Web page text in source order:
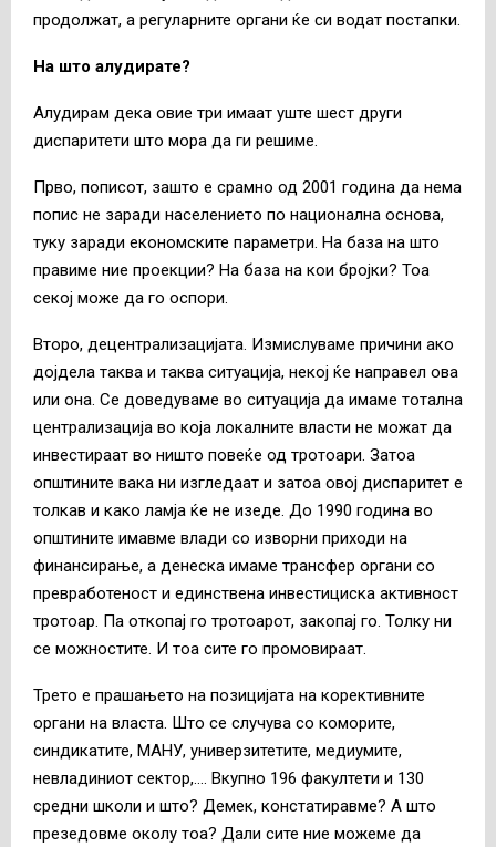
продолжат, а регуларните органи ќе си водат постапки.
На што алудирате?
Алудирам дека овие три имаат уште шест други
диспаритети што мора да ги решиме.
Прво, пописот, зашто е срамно од 2001 година да нема
попис не заради населението по национална основа,
туку заради економските параметри. На база на што
правиме ние проекции? На база на кои бројки? Тоа
секој може да го оспори.
Второ, децентрализацијата. Измислуваме причини ако
дојдела таква и таква ситуација, некој ќе направел ова
или она. Се доведуваме во ситуација да имаме тотална
централизација во која локалните власти не можат да
инвестираат во ништо повеќе од тротоари. Затоа
општините вака ни изгледаат и затоа овој диспаритет е
толкав и како ламја ќе не изеде. До 1990 година во
општините имавме влади со изворни приходи на
финансирање, а денеска имаме трансфер органи со
превработеност и единствена инвестициска активност
тротоар. Па откопај го тротоарот, закопај го. Толку ни
се можностите. И тоа сите го промовираат.
Трето е прашањето на позицијата на корективните
органи на власта. Што се случува со коморите,
синдикатите, МАНУ, универзитетите, медиумите,
невладиниот сектор,…. Вкупно 196 факултети и 130
средни школи и што? Демек, констатиравме? А што
презедовме околу тоа? Дали сите ние можеме да